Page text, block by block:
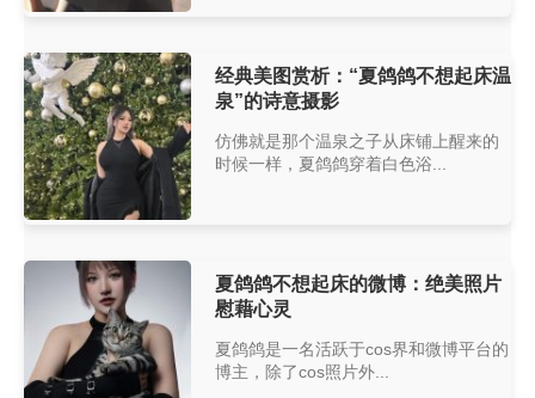
经典美图赏析：“夏鸽鸽不想起床温
泉”的诗意摄影
仿佛就是那个温泉之子从床铺上醒来的
时候一样，夏鸽鸽穿着白色浴...
夏鸽鸽不想起床的微博：绝美照片
慰藉心灵
夏鸽鸽是一名活跃于cos界和微博平台的
博主，除了cos照片外...